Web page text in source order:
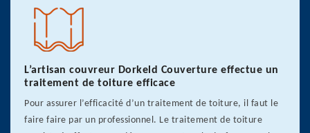
L’artisan couvreur Dorkeld Couverture effectue un
traitement de toiture efficace
Pour assurer l’efficacité d’un traitement de toiture, il faut le
faire faire par un professionnel. Le traitement de toiture